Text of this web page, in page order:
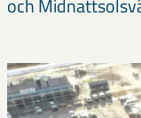
och